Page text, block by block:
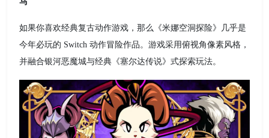
如果你喜欢经典复古动作游戏，那么《米娜空洞探险》几乎是
今年必玩的 Switch 动作冒险作品。游戏采用俯视角像素风格，
并融合银河恶魔城与经典《塞尔达传说》式探索玩法。